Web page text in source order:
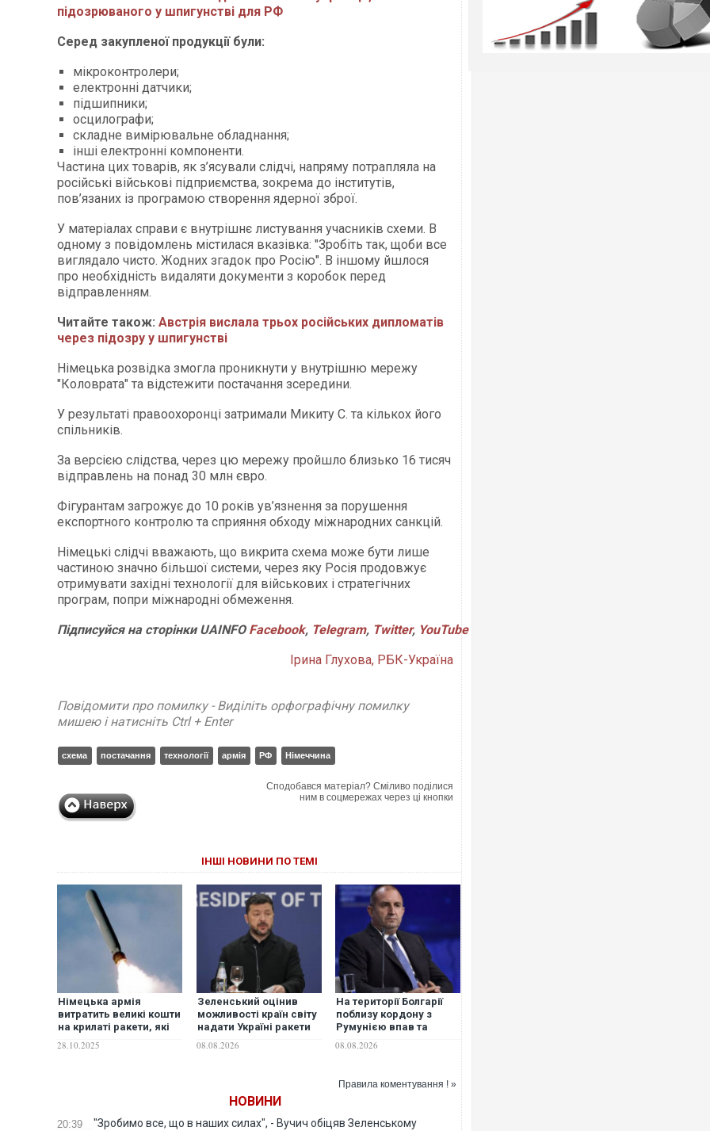
підозрюваного у шпигунстві для РФ
Серед закупленої продукції були:
мікроконтролери;
електронні датчики;
підшипники;
осцилографи;
складне вимірювальне обладнання;
інші електронні компоненти.
Частина цих товарів, як з’ясували слідчі, напряму потрапляла на
російські військові підприємства, зокрема до інститутів,
пов’язаних із програмою створення ядерної зброї.
У матеріалах справи є внутрішнє листування учасників схеми. В
одному з повідомлень містилася вказівка: "Зробіть так, щоби все
виглядало чисто. Жодних згадок про Росію". В іншому йшлося
про необхідність видаляти документи з коробок перед
відправленням.
Читайте також: Австрія вислала трьох російських дипломатів
через підозру у шпигунстві
Німецька розвідка змогла проникнути у внутрішню мережу
"Коловрата" та відстежити постачання зсередини.
У результаті правоохоронці затримали Микиту С. та кількох його
спільників.
За версією слідства, через цю мережу пройшло близько 16 тисяч
відправлень на понад 30 млн євро.
Фігурантам загрожує до 10 років ув’язнення за порушення
експортного контролю та сприяння обходу міжнародних санкцій.
Німецькі слідчі вважають, що викрита схема може бути лише
частиною значно більшої системи, через яку Росія продовжує
отримувати західні технології для військових і стратегічних
програм, попри міжнародні обмеження.
ПідписуйсянасторінкиUAINFO Facebook, Telegram, Twitter, YouTube
Ірина Глухова, РБК-Україна
Повідомити про помилку - Виділіть орфографічну помилку
мишею і натисніть Ctrl + Enter
схема постачання технології армія РФ Німеччина
Сподобався матеріал? Сміливо поділися
ним в соцмережах через ці кнопки
ІНШІ НОВИНИ ПО ТЕМІ
Німецька армія
витратить великі кошти
на крилаті ракети, які
Москви, – The Times
28.10.2025
Зеленський оцінив
можливості країн світу
надати Україні ракети
08.08.2026
На території Болгарії
поблизу кордону з
Румунією впав та
безпілотник
08.08.2026
Правила коментування ! »
НОВИНИ
20:39
"Зробимо все, що в наших силах", - Вучич обіцяв Зеленському